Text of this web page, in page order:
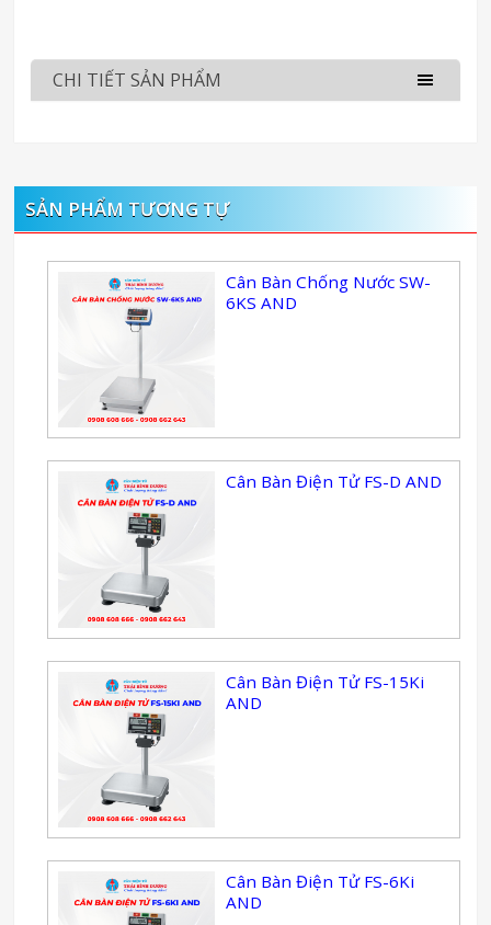
CHI TIẾT SẢN PHẨM
SẢN PHẨM TƯƠNG TỰ
Cân Bàn Chống Nước SW-
6KS AND
Cân Bàn Điện Tử FS-D AND
Cân Bàn Điện Tử FS-15Ki
AND
Cân Bàn Điện Tử FS-6Ki
AND